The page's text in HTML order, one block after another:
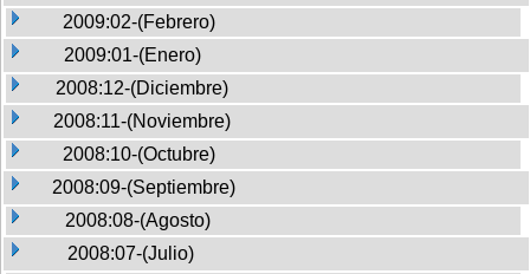
2009:02-(Febrero)
2009:01-(Enero)
2008:12-(Diciembre)
2008:11-(Noviembre)
2008:10-(Octubre)
2008:09-(Septiembre)
2008:08-(Agosto)
2008:07-(Julio)